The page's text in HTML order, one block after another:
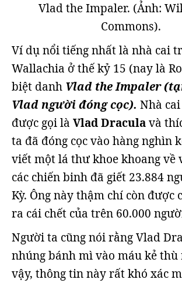
Vlad the Impaler. (Ảnh:
Commons).
Ví dụ nổi tiếng nhất là nhà cai
Wallachia ở thế kỷ 15 (nay là
biệt danh Vlad the Impaler
Vlad người đóng cọc). Nhà
được gọi là Vlad Draculavà
ta đã đóng cọc vào hàng nghìn
viết một lá thư khoe khoang về
các chiến binh đã giết 23.884
Kỳ. Ông này thậm chí còn được
ra cái chết của trên 60.000
Người ta cũng nói rằng Vlad
nhúng bánh mì vào máu kẻ thù
vậy, thông tin này rất khó xác